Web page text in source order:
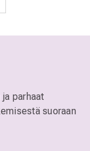
parhaat
suoraan